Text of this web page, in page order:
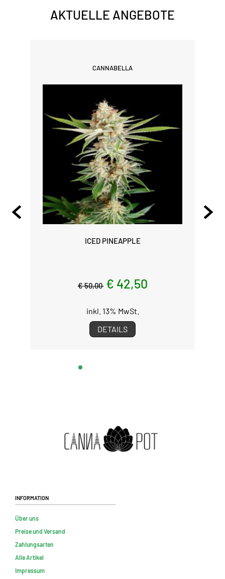
AKTUELLE ANGEBOTE
CANNABELLA
ICED PINEAPPLE
€ 50,00 € 42,50
inkl. 13% MwSt.
DETAILS
Information
Über uns
Preise und Versand
Zahlungsarten
Alle Artikel
Impressum